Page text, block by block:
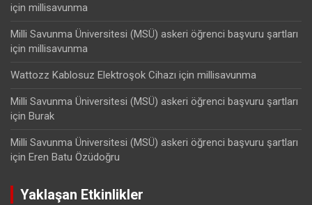
için millisavunma
Milli Savunma Üniversitesi (MSÜ) askeri öğrenci başvuru şartları
için millisavunma
Wattozz Kablosuz Elektroşok Cihazı için millisavunma
Milli Savunma Üniversitesi (MSÜ) askeri öğrenci başvuru şartları
için Burak
Milli Savunma Üniversitesi (MSÜ) askeri öğrenci başvuru şartları
için Eren Batu Özüdoğru
Yaklaşan Etkinlikler